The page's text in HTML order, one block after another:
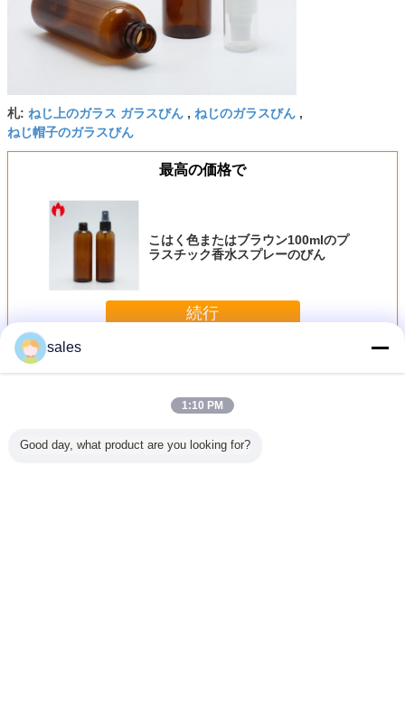
札: ねじ上のガラス ガラスびん , ねじのガラスびん ,
ねじ帽子のガラスびん
最高の価格で
こはく色またはブラウン100mlのプ
ラスチック香水スプレーのびん
続行
多くねじ上のガラスびん
sales
1:10 PM
Good day, what product are you looking for?